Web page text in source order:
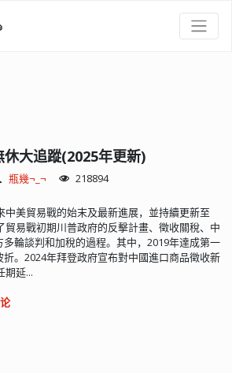
大追蹤(2025年更新)
瓶幾¬_¬ 218894
中美貿易戰的始末及最新進展，並持續更新至
貿易戰初期川普政府的反擊計畫、徵收關稅、中
輪談判和加稅的過程。其中，2019年達成第一
。2024年拜登政府宣布對中國進口商品徵收新
期延...